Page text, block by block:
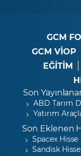
GCM
GCM VİOP
EĞİTİM
Son
ABD Tarım
Yatırım
Son Eklenen
Spacex Hisse
Sandisk Hisse